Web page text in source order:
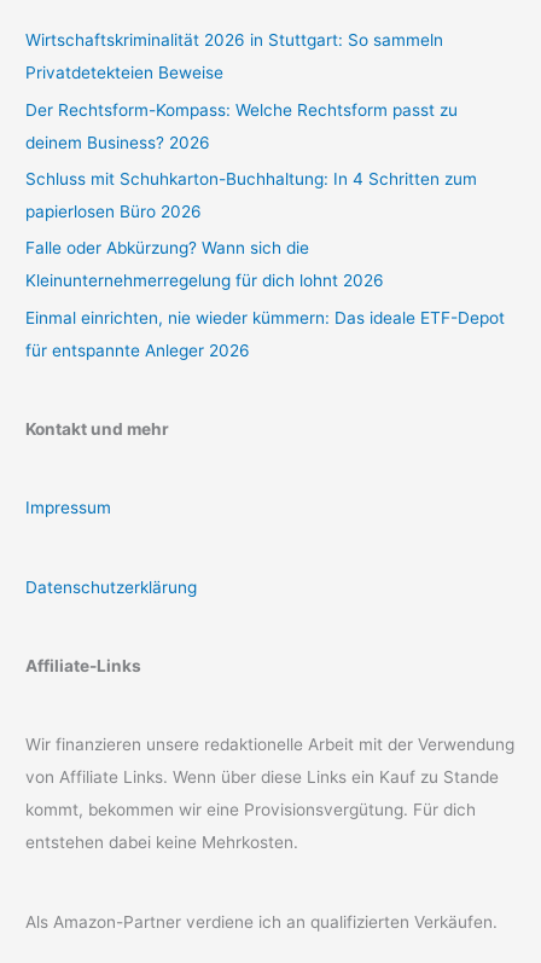
Wirtschaftskriminalität 2026 in Stuttgart: So sammeln
Privatdetekteien Beweise
Der Rechtsform-Kompass: Welche Rechtsform passt zu
deinem Business? 2026
Schluss mit Schuhkarton-Buchhaltung: In 4 Schritten zum
papierlosen Büro 2026
Falle oder Abkürzung? Wann sich die
Kleinunternehmerregelung für dich lohnt 2026
Einmal einrichten, nie wieder kümmern: Das ideale ETF-Depot
für entspannte Anleger 2026
Kontakt und mehr
Impressum
Datenschutzerklärung
Affiliate-Links
Wir finanzieren unsere redaktionelle Arbeit mit der Verwendung
von Affiliate Links. Wenn über diese Links ein Kauf zu Stande
kommt, bekommen wir eine Provisionsvergütung. Für dich
entstehen dabei keine Mehrkosten.
Als Amazon-Partner verdiene ich an qualifizierten Verkäufen.